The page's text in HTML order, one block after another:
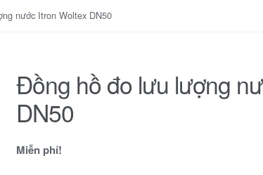
nước Itron Woltex DN50
Đồng hồ đo lưu lượng
DN50
Miễn phí!